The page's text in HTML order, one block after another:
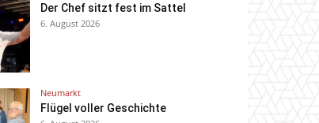
Der Chef sitzt fest im Sattel
6. August 2026
Neumarkt
Flügel voller Geschichte